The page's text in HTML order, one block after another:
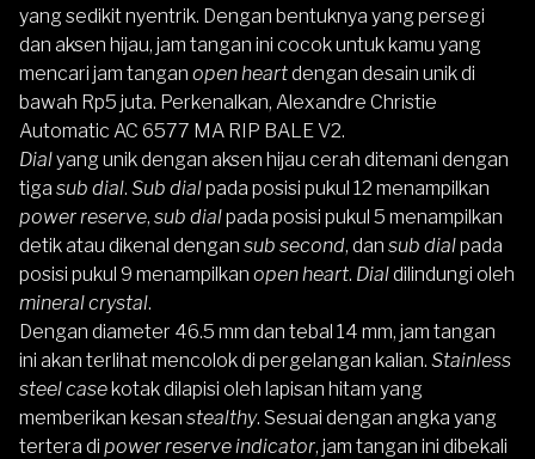
yang sedikit nyentrik. Dengan bentuknya yang persegi
dan aksen hijau, jam tangan ini cocok untuk kamu yang
mencari jam tangan open heartdengan desain unik di
bawah Rp5 juta. Perkenalkan, Alexandre Christie
Automatic AC 6577 MA RIP BALE V2.
Dialyang unik dengan aksen hijau cerah ditemani dengan
tiga sub dial. Sub dialpada posisi pukul 12 menampilkan
power reserve, sub dialpada posisi pukul 5 menampilkan
detik atau dikenal dengan sub second, dan sub dialpada
posisi pukul 9 menampilkan open heart. Dialdilindungi oleh
mineral crystal.
Dengan diameter 46.5 mm dan tebal 14 mm, jam tangan
ini akan terlihat mencolok di pergelangan kalian. Stainless
steel casekotak dilapisi oleh lapisan hitam yang
memberikan kesan stealthy. Sesuai dengan angka yang
tertera di power reserve indicator, jam tangan ini dibekali